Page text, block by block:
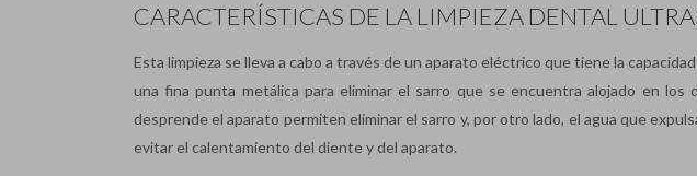
CARACTERÍSTICAS DE LA LIMPIEZA DENTAL
Esta limpieza se lleva a cabo a través de un aparato eléctrico que tiene la
una fina punta metálica para eliminar el sarro que se encuentra alojado en los
desprende el aparato permiten eliminar el sarro y, por otro lado, el agua que
evitar el calentamiento del diente y del aparato.